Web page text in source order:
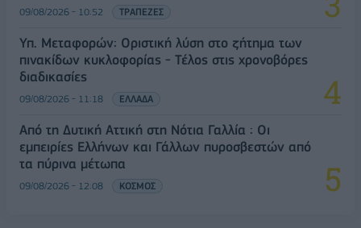
09/08/2026 - 10:52 ΤΡΑΠΕΖΕΣ
Υπ. Μεταφορών: Οριστική λύση στο ζήτημα των
πινακίδων κυκλοφορίας - Τέλος στις χρονοβόρες
διαδικασίες
09/08/2026 - 11:18 ΕΛΛΑΔΑ
Από τη Δυτική Αττική στη Νότια Γαλλία : Οι
εμπειρίες Ελλήνων και Γάλλων πυροσβεστών από
τα πύρινα μέτωπα
09/08/2026 - 12:08 ΚΟΣΜΟΣ